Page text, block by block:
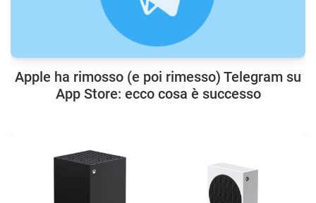
Apple ha rimosso (e poi rimesso) Telegram su
App Store: ecco cosa è successo